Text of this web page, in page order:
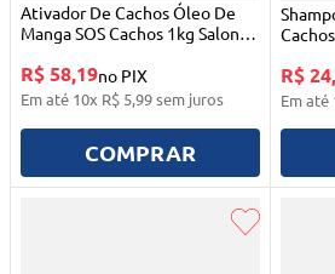
Ativador De Cachos Óleo De
Manga SOS Cachos 1kg Salon
R$ 58,19no PIX
Em até 10x R$ 5,99sem juros
COMPRAR
R$
Em até